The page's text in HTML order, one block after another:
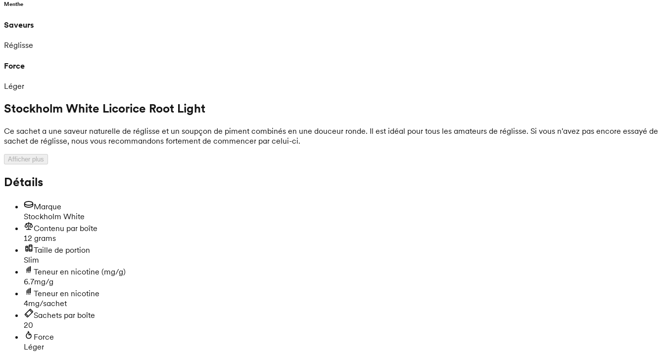
Menthe
Saveurs
Réglisse
Force
Léger
Stockholm White Licorice Root Light
Ce sachet a une saveur naturelle de réglisse et un soupçon de piment combinés en une douceur ronde. Il est idéal pour tous les amateurs de réglisse. Si vous n'avez pas encore essayé de
sachet de réglisse, nous vous recommandons fortement de commencer par celui-ci.
Afficher plus
Détails
Marque
Stockholm White
Contenu par boîte
12 grams
Taille de portion
Slim
Teneur en nicotine (mg/g)
6.7mg/g
Teneur en nicotine
4mg/sachet
Sachets par boîte
20
Force
Léger